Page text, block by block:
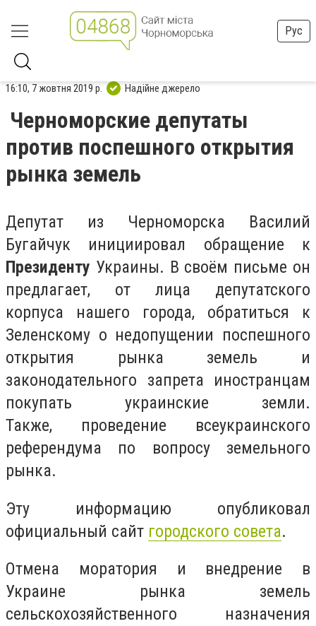
Рус
16:10, 7 жовтня 2019 р. Надійне джерело
Черноморские депутаты
против поспешного открытия
рынка земель
Депутат из Черноморска Василий
Бугайчук инициировал обращение к
Президенту Украины. В своём письме он
предлагает, от лица депутатского
корпуса нашего города, обратиться к
Зеленскому о недопущении поспешного
открытия рынка земель и
законодательного запрета иностранцам
покупать украинские земли.
Также, проведение всеукраинского
референдума по вопросу земельного
рынка.
Эту информацию опубликовал
официальный сайт городского совета.
Отмена моратория и внедрение в
Украине рынка земель
сельскохозяйственного назначения